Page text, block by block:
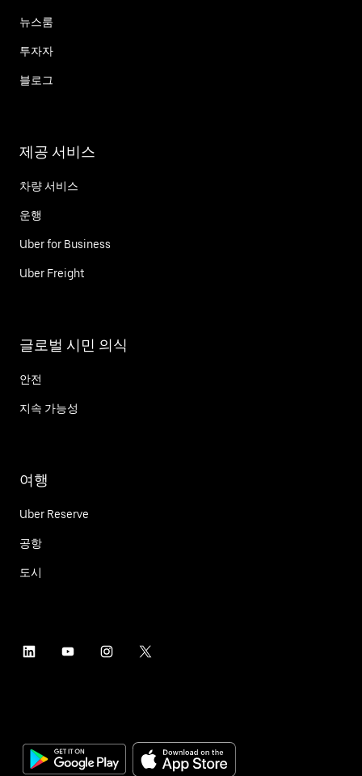
뉴스룸
투자자
블로그
제공 서비스
차량 서비스
운행
Uber for Business
Uber Freight
글로벌 시민 의식
안전
지속 가능성
여행
Uber Reserve
공항
도시